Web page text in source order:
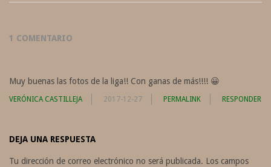
1 COMENTARIO
Muy buenas las fotos de la liga!! Con ganas de más!!!! 😀
VERÓNICA CASTILLEJA 2017-12-27 PERMALINK RESPONDER
DEJA UNA RESPUESTA
Tu dirección de correo electrónico no será publicada. Los campos